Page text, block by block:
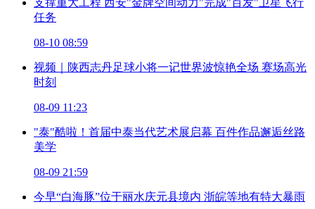
任务
08-10 08:59
视频｜陕西志丹足球小将一记世界波惊艳全场 赛场高光
时刻
08-09 11:23
"泰"酷啦！首届中泰当代艺术展启幕 百件作品邂逅丝路
美学
08-09 21:59
今早“白海豚”位于丽水庆元县境内 浙皖等地有特大暴雨